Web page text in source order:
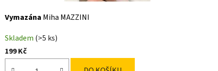
Vymazána Miha MAZZINI
Skladem (>5 ks)
199 Kč